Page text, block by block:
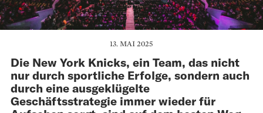
13. MAI 2025
Die New York Knicks, ein Team, das nicht
nur durch sportliche Erfolge, sondern auch
durch eine ausgeklügelte
Geschäftsstrategie immer wieder für